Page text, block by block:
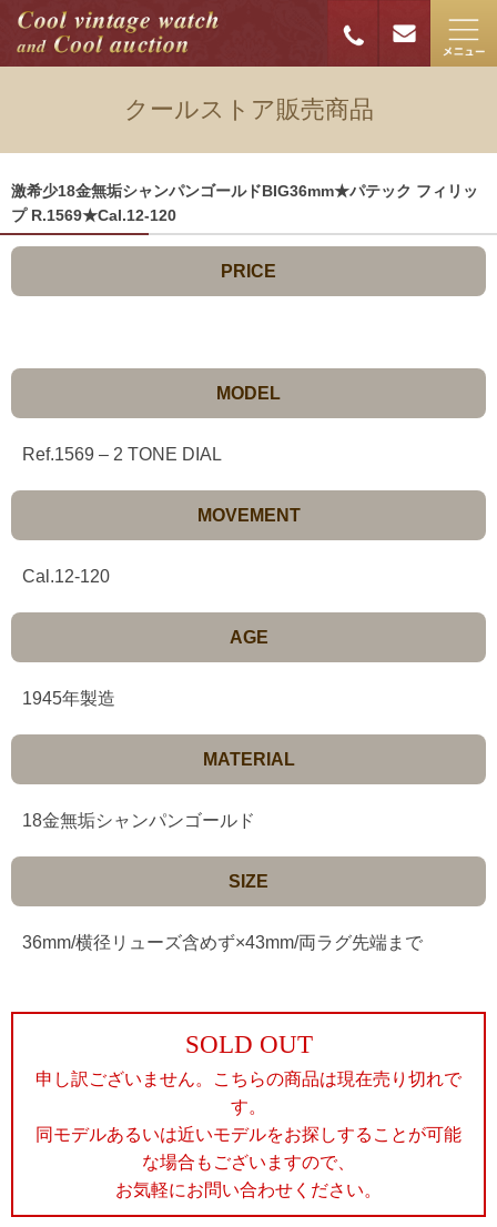
クールストア販売商品
激希少18金無垢シャンパンゴールドBIG36mm★パテック フィリッ
プ R.1569★Cal.12-120
PRICE
MODEL
Ref.1569 – 2 TONE DIAL
MOVEMENT
Cal.12-120
AGE
1945年製造
MATERIAL
18金無垢シャンパンゴールド
SIZE
36mm/横径リューズ含めず×43mm/両ラグ先端まで
SOLD OUT
申し訳ございません。こちらの商品は現在売り切れで
す。
同モデルあるいは近いモデルをお探しすることが可能
な場合もございますので、
お気軽にお問い合わせください。